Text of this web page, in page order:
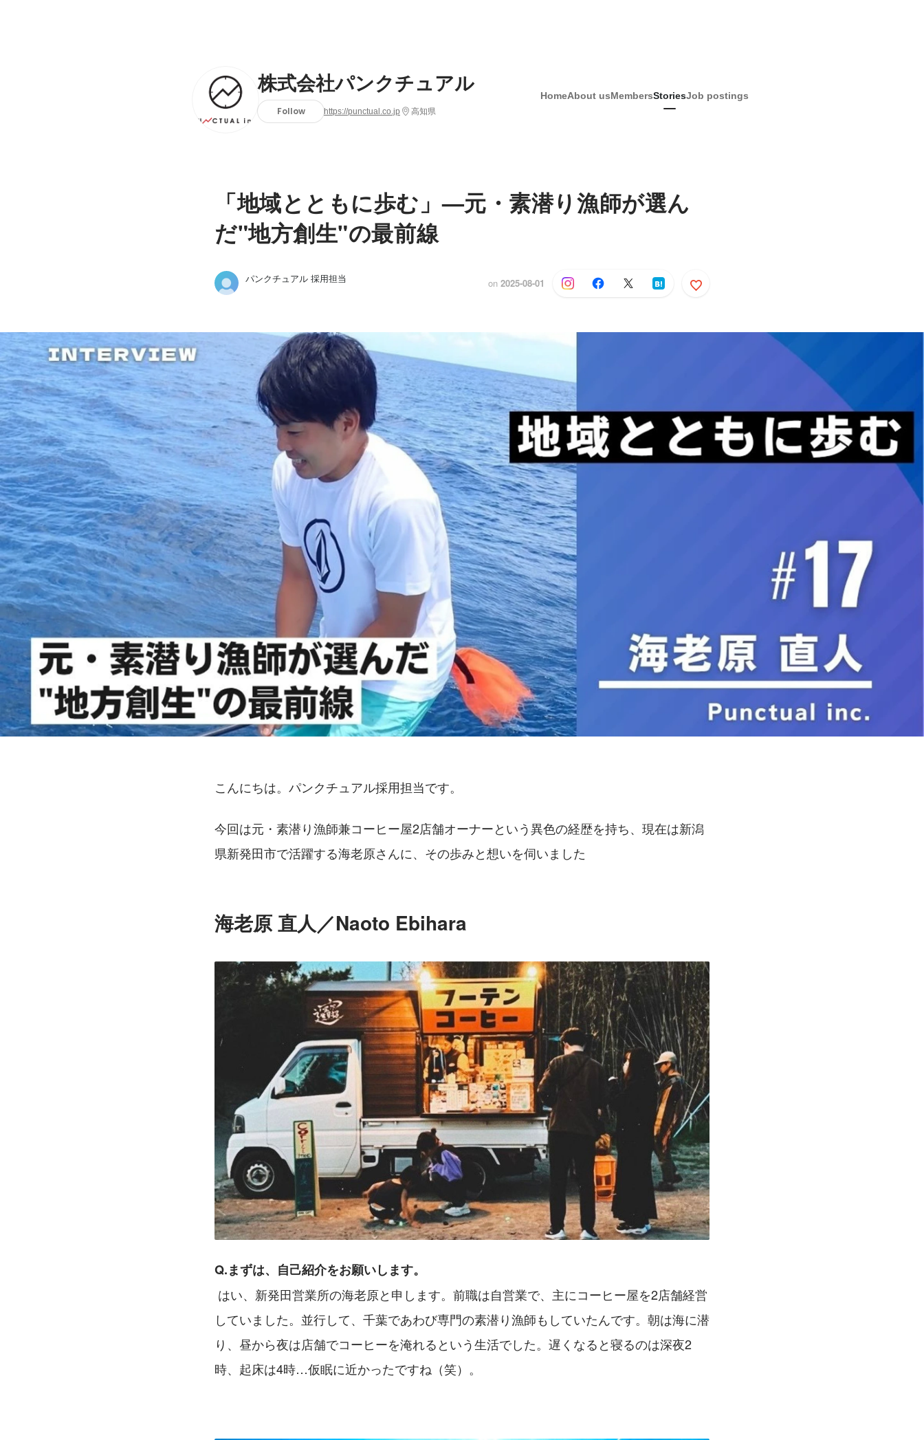
株式会社パンクチュアル
Follow https://punctual.co.jp 高知県
HomeAbout usMembersStoriesJob postings
「地域とともに歩む」—元・素潜り漁師が選ん
だ"地方創生"の最前線
パンクチュアル 採用担当 on 2025-08-01
こんにちは。パンクチュアル採用担当です。
今回は元・素潜り漁師兼コーヒー屋2店舗オーナーという異色の経歴を持ち、現在は新潟
県新発田市で活躍する海老原さんに、その歩みと想いを伺いました
海老原 直人／Naoto Ebihara
Q.まずは、自己紹介をお願いします。
していました。並行して、千葉であわび専門の素潜り漁師もしていたんです。朝は海に潜
り、昼から夜は店舗でコーヒーを淹れるという生活でした。遅くなると寝るのは深夜2
時、起床は4時…仮眠に近かったですね（笑）。
パンクチュアル 採用担当
株式会社パンクチュアル /